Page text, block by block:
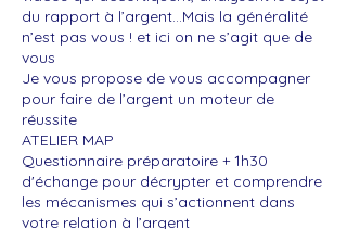
du rapport à l’argent…Mais la généralité
n’est pas vous ! et ici on ne s’agit que de
vous
Je vous propose de vous accompagner
pour faire de l’argent un moteur de
réussite
ATELIER MAP
Questionnaire préparatoire + 1h30
d'échange pour décrypter et comprendre
les mécanismes qui s’actionnent dans
votre relation à l’argent